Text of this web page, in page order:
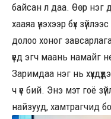
байсан л даа. Өөр нэг
хааяа үнэхээр бүх
долоо хоног
үед эгч маань намайг
Заримдаа нэг нь
ч үе бий. Энэ мэт гоё
найзууд, хамтрагчид